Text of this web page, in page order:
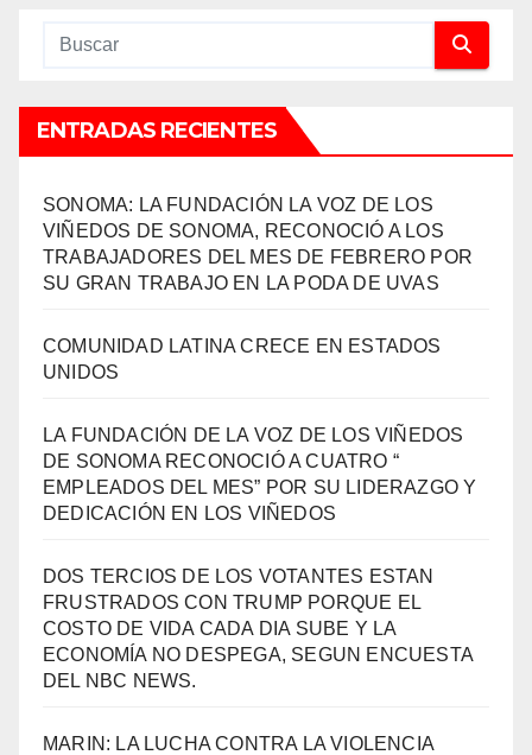
ENTRADAS RECIENTES
SONOMA: LA FUNDACIÓN LA VOZ DE LOS
VIÑEDOS DE SONOMA, RECONOCIÓ A LOS
TRABAJADORES DEL MES DE FEBRERO POR
SU GRAN TRABAJO EN LA PODA DE UVAS
COMUNIDAD LATINA CRECE EN ESTADOS
UNIDOS
LA FUNDACIÓN DE LA VOZ DE LOS VIÑEDOS
DE SONOMA RECONOCIÓ A CUATRO “
EMPLEADOS DEL MES” POR SU LIDERAZGO Y
DEDICACIÓN EN LOS VIÑEDOS
DOS TERCIOS DE LOS VOTANTES ESTAN
FRUSTRADOS CON TRUMP PORQUE EL
COSTO DE VIDA CADA DIA SUBE Y LA
ECONOMÍA NO DESPEGA, SEGUN ENCUESTA
DEL NBC NEWS.
MARIN: LA LUCHA CONTRA LA VIOLENCIA